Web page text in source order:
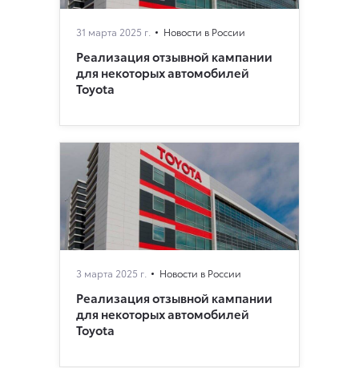
31 марта 2025 г. Новости в России
Реализация отзывной кампании
для некоторых автомобилей
Toyota
3 марта 2025 г. Новости в России
Реализация отзывной кампании
для некоторых автомобилей
Toyota